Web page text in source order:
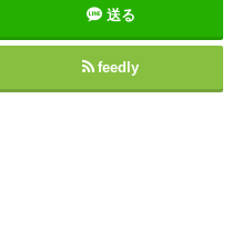
送る
feedly